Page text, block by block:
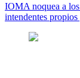
IOMA noquea a
intendentes propios